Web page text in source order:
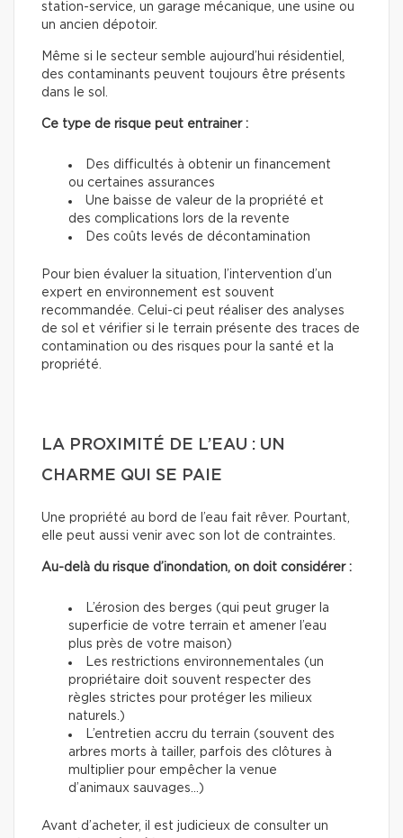
station-service, un garage mécanique, une usine ou
un ancien dépotoir.
Même si le secteur semble aujourd’hui résidentiel,
des contaminants peuvent toujours être présents
dans le sol.
Ce type de risque peut entrainer :
Des difficultés à obtenir un financement
ou certaines assurances
Une baisse de valeur de la propriété et
des complications lors de la revente
Des coûts levés de décontamination
Pour bien évaluer la situation, l’intervention d’un
expert en environnement est souvent
recommandée. Celui-ci peut réaliser des analyses
de sol et vérifier si le terrain présente des traces de
contamination ou des risques pour la santé et la
propriété.
LA PROXIMITÉ DE L’EAU : UN
CHARME QUI SE PAIE
Une propriété au bord de l’eau fait rêver. Pourtant,
elle peut aussi venir avec son lot de contraintes.
Au-delà du risque d’inondation, on doit considérer :
L’érosion des berges (qui peut gruger la
superficie de votre terrain et amener l’eau
plus près de votre maison)
Les restrictions environnementales (un
propriétaire doit souvent respecter des
règles strictes pour protéger les milieux
naturels.)
L’entretien accru du terrain (souvent des
arbres morts à tailler, parfois des clôtures à
multiplier pour empêcher la venue
d’animaux sauvages…)
Avant d’acheter, il est judicieux de consulter un